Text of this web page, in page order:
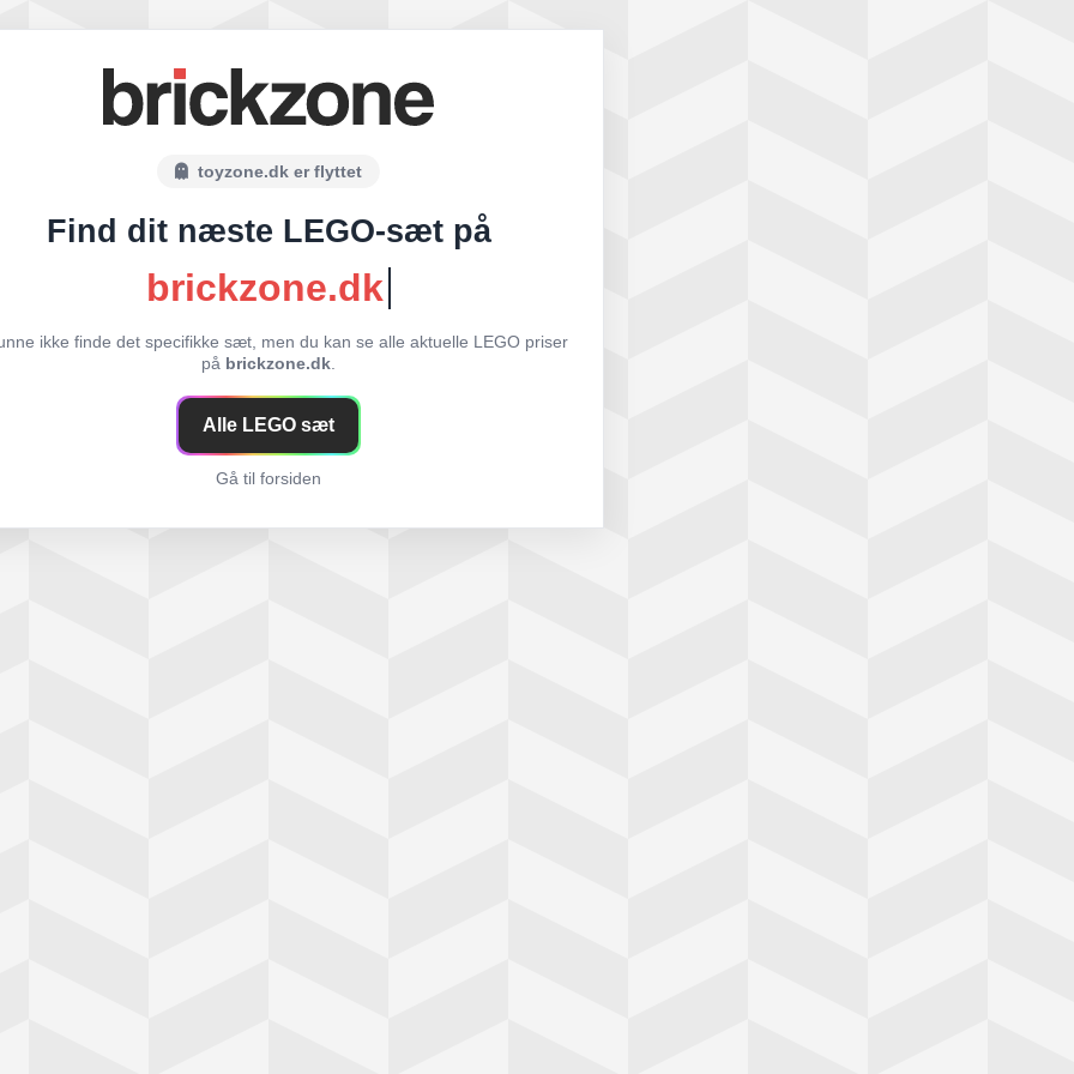
toyzone.dk er flyttet
Find dit næste LEGO-sæt på
brickzone.dk
ikke finde det specifikke sæt, men du kan se alle aktuelle LEGO priser
på brickzone.dk.
Alle LEGO sæt
Gå til forsiden